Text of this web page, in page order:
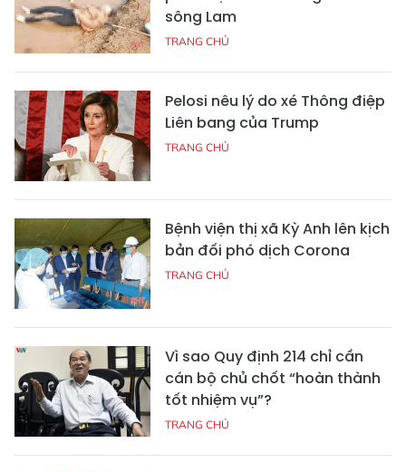
sông Lam
TRANG CHỦ
Pelosi nêu lý do xé Thông điệp
Liên bang của Trump
TRANG CHỦ
Bệnh viện thị xã Kỳ Anh lên kịch
bản đối phó dịch Corona
TRANG CHỦ
Vì sao Quy định 214 chỉ cần
cán bộ chủ chốt “hoàn thành
tốt nhiệm vụ”?
TRANG CHỦ